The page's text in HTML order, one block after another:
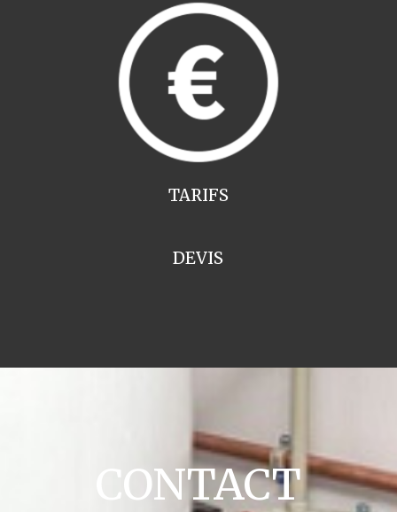
TARIFS
DEVIS
CONTACT